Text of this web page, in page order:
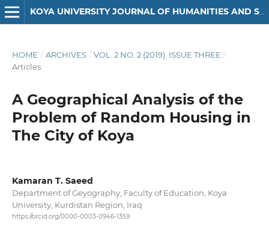
KOYA UNIVERSITY JOURNAL OF HUMANITIES AND SOCIAL SCIENCES
HOME / ARCHIVES / VOL. 2 NO. 2 (2019): ISSUE THREE /
Articles
A Geographical Analysis of the
Problem of Random Housing in
The City of Koya
Kamaran T. Saeed
Department of Geyography, Faculty of Education, Koya
University, Kurdistan Region, Iraq
https://orcid.org/0000-0003-0946-1359